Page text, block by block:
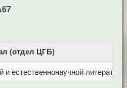
(отдел ЦГБ)
естественнонаучной литерат